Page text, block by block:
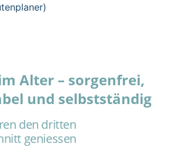
Alter – sorgenfrei,
und selbstständig
den dritten
geniessen